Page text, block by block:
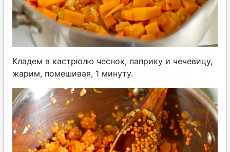
Кладем в кастрюлю чеснок, паприку и чечевицу,
жарим, помешивая, 1 минуту.